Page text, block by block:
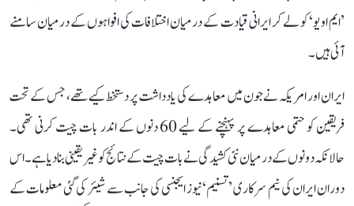
’ایم او یو‘ کو لے کر ایرانی قیادت کے درمیان اختلافات کی افواہوں کے درمیان سامنے
آئی ہیں۔
ایران اور امریکہ نے جون میں معاہدے کی یادداشت پر دستخط کیے تھے، جس کے تحت
فریقین کو حتمی معاہدے پر پہنچنے کے لیے 60 دنوں کے اندر بات چیت کرنی تھی۔
حالانکہ دونوں کے درمیان نئی کشیدگی نے بات چیت کے نتائج کو غیر یقینی بنا دیا ہے۔ اس
دوران ایران کی نیم سرکاری ’تسنیم‘ نیوز ایجنسی کی جانب سے شیئر کی گئی معلومات کے